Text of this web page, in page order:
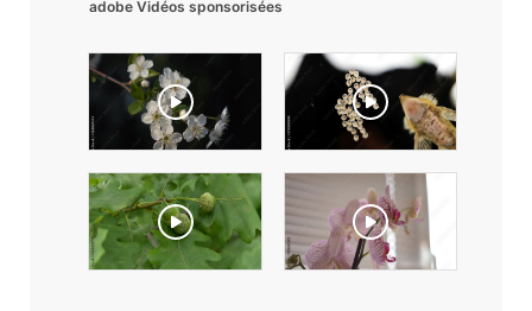
adobe Vidéos sponsorisées